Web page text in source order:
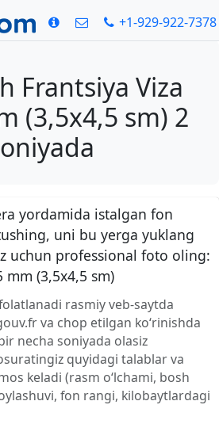
+1-929-922-7378
Frantsiya Viza
(3,5x4,5 sm) 2
yordamida istalgan fon
uni bu yerga yuklang
uchun professional foto oling:
mm (3,5x4,5 sm)
rasmiy veb-saytda
va chop etilgan ko‘rinishda
necha soniyada olasiz
quyidagi talablar va
keladi (rasm o‘lchami, bosh
fon rangi, kilobaytlardagi